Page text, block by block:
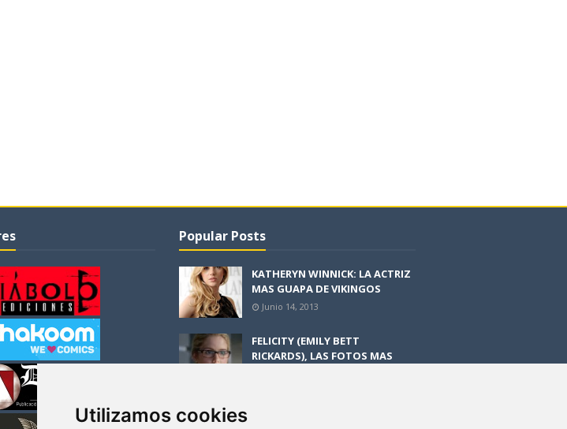
Utilizamos cookies
Popular Posts
KATHERYN WINNICK: LA ACTRIZ
MAS GUAPA DE VIKINGOS
Junio 14, 2013
FELICITY (EMILY BETT
RICKARDS), LAS FOTOS MAS